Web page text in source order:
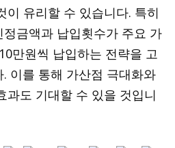
이 유리할 수 있습니다. 특히
금액과 납입횟수가 주요 가
만원씩 납입하는 전략을 고
이를 통해 가산점 극대화와
과도 기대할 수 있을 것입니